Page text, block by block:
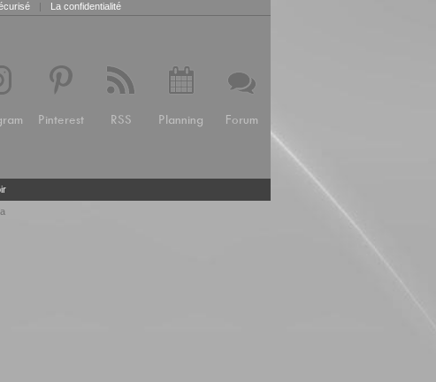
| La confidentialité
Pinterest RSS Planning Forum